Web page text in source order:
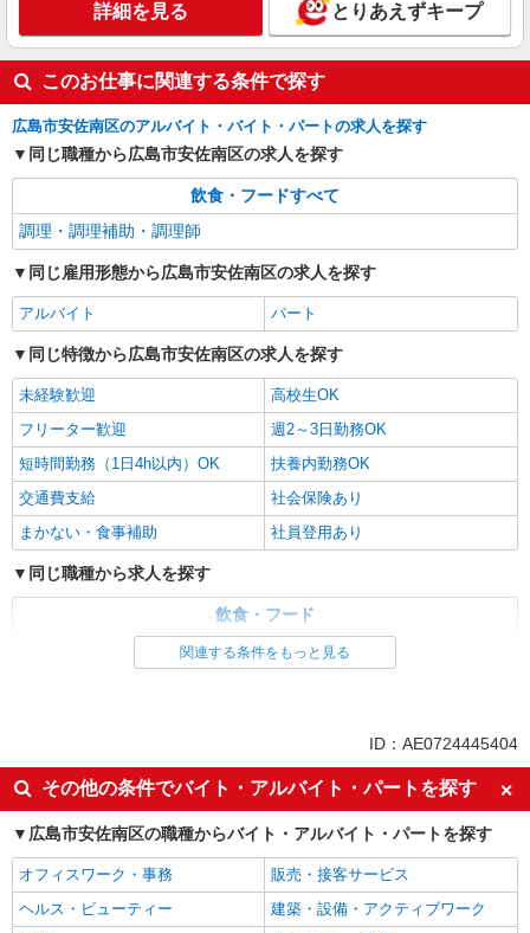
詳細を見る とりあえずキープ
このお仕事に関連する条件で探す
広島市安佐南区のアルバイト・バイト・パートの求人を探す
同じ職種から広島市安佐南区の求人を探す
飲食・フードすべて
調理・調理補助・調理師
同じ雇用形態から広島市安佐南区の求人を探す
アルバイト パート
同じ特徴から広島市安佐南区の求人を探す
未経験歓迎
高校生OK
フリーター歓迎
週2～3日勤務OK
短時間勤務（1日4h以内）OK
扶養内勤務OK
交通費支給
社会保険あり
まかない・食事補助
社員登用あり
同じ職種から求人を探す
飲食・フード
調理・調理補助・調理師
週2～3日勤務OK
短時間勤務（1日4h以内）OK
扶養内勤務OK
交通費支給
社会保険あり
まかない・食事補助
社員登用あり
関連する条件をもっと見る
ID：AE0724445404
その他の条件でバイト・アルバイト・パートを探す
広島市安佐南区の職種からバイト・アルバイト・パートを探す
オフィスワーク・事務
販売・接客サービス
ヘルス・ビューティー
建築・設備・アクティブワーク